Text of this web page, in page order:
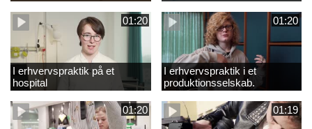
01:20
I erhvervspraktik på et
hospital
01:20
I erhvervspraktik i et
produktionsselskab.
01:20 01:19